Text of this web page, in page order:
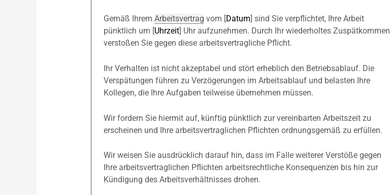
Gemäß Ihrem Arbeitsvertrag vom [Datum] sind Sie verpflichtet, Ihre Arbeit
pünktlich um [Uhrzeit] Uhr aufzunehmen. Durch Ihr wiederholtes Zuspätkommen
verstoßen Sie gegen diese arbeitsvertragliche Pflicht.
Ihr Verhalten ist nicht akzeptabel und stört erheblich den Betriebsablauf. Die
Verspätungen führen zu Verzögerungen im Arbeitsablauf und belasten Ihre
Kollegen, die Ihre Aufgaben teilweise übernehmen müssen.
Wir fordern Sie hiermit auf, künftig pünktlich zur vereinbarten Arbeitszeit zu
erscheinen und Ihre arbeitsvertraglichen Pflichten ordnungsgemäß zu erfüllen.
Wir weisen Sie ausdrücklich darauf hin, dass im Falle weiterer Verstöße gegen
Ihre arbeitsvertraglichen Pflichten arbeitsrechtliche Konsequenzen bis hin zur
Kündigung des Arbeitsverhältnisses drohen.